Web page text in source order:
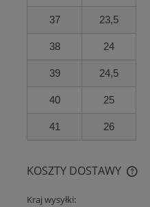
37 23,5
38 24
39 24,5
40 25
41 26
KOSZTY DOSTAWY
CENA NIE ZAWIERA
Kraj wysyłki: